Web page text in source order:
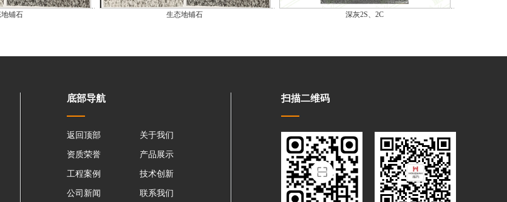
铺石 生态地铺石 深灰2S、2C
底部导航
返回顶部 关于我们
资质荣誉 产品展示
工程案例 技术创新
公司新闻 联系我们
扫描二维码